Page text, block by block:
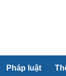
Pháp luật